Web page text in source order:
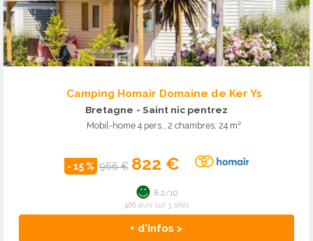
Camping Homair Domaine de Ker Ys
Bretagne - Saint nic pentrez
Mobil-home 4 pers., 2 chambres, 24 m²
- 15 % 966 € 822 €
+ d'infos >
8.2/10
468 avis sur 3 sites